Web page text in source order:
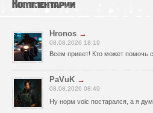
Комментарии
Hronos →
08.08.2026 18:19
Всем привет! Кто может помочь
PaVuK →
08.08.2026 08:49
Ну норм voic постарался, а я